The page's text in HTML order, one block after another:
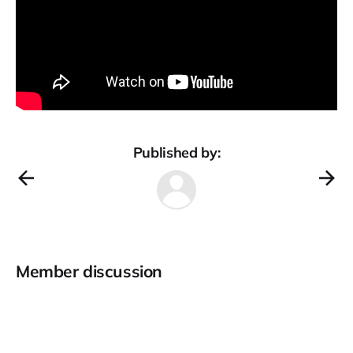
Published by:
Member discussion